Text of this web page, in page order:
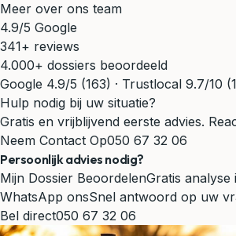
Meer over ons team
4.9/5 Google
341+ reviews
4.000+ dossiers beoordeeld
Google 4.9/5 (163) · Trustlocal 9.7/10
Hulp nodig bij uw situatie?
Gratis en vrijblijvend eerste advies.
Neem Contact Op050 67 32 06
Persoonlijk advies nodig?
Mijn Dossier BeoordelenGratis analyse
WhatsApp onsSnel antwoord op uw
Bel direct050 67 32 06